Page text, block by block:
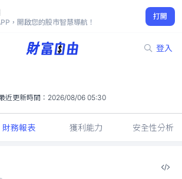
，開啟您的股市智慧導航！
打開
登入
57.90
3.2%
近更新時間： 2026/08/06 05:30
財務報表 獲利能力 安全性分析